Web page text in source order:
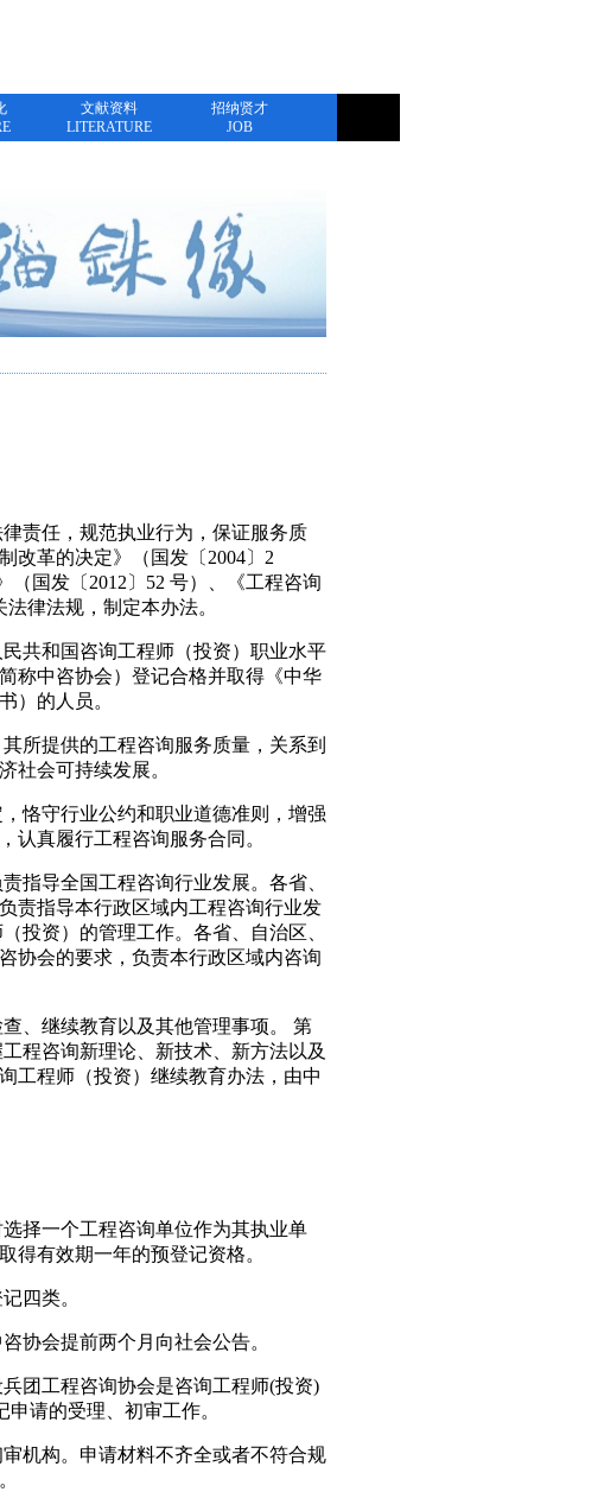
文献资料
LITERATURE
招纳贤才
JOB
责任，规范执业行为，保证服务质
改革的决定》（国发〔2004〕2
国发〔2012〕52 号）、《工程咨询
律法规，制定本办法。
共和国咨询工程师（投资）职业水平
称中咨协会）登记合格并取得《中华
）的人员。
所提供的工程咨询服务质量，关系到
社会可持续发展。
恪守行业公约和职业道德准则，增强
认真履行工程咨询服务合同。
指导全国工程咨询行业发展。各省、
责指导本行政区域内工程咨询行业发
投资）的管理工作。各省、自治区、
协会的要求，负责本行政区域内咨询
、继续教育以及其他管理事项。 第
程咨询新理论、新技术、新方法以及
工程师（投资）继续教育办法，由中
择一个工程咨询单位作为其执业单
得有效期一年的预登记资格。
四类。
协会提前两个月向社会公告。
团工程咨询协会是咨询工程师(投资)
请的受理、初审工作。
机构。申请材料不齐全或者不符合规